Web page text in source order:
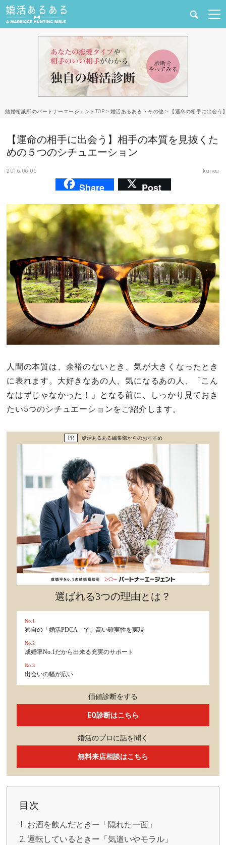
合コン・街コン
マッチングアプリ
あるある
その他
ドキドキ
仕事とキャリア
特集
ファッション・美容
グルメ
不倫・だめ男
感動
心の処方箋
カルチャー・トレンド・芸能
結婚相談所のパートナーエージェントTOP > 婚活あるある > その他 > 【運命の相手に出会
【運命の相手に出会う】相手の本質を見抜くた
めの５つのシチュエーション
2016.06.06 kanoa
Share Post
人間の本質は、余裕のないとき、気が大きくなったとき
に表れます。大好きなあの人、気になるあの人、「こん
なはずじゃなかった！」となる前に、しっかり見ておき
たい5つのシチュエーションをご紹介します。
PR 婚活あるある編集部からのおすすめ
選ばれる3つの理由とは？
No.1
独自の「婚活PDCA」で、高い確実性を実現
No.2
成婚率No.1だから出来る充実のサポート
No.3
出会いの幅が広い
価値診断をする
EQ診断はこちら
婚活のプロに話を聞く
無料来店相談はこちら
目次
お酒を飲んだときー「隠れた一面」
運転しているときー「気遣いやモラル」